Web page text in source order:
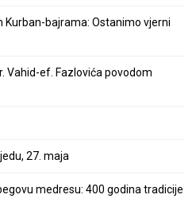
Kurban-bajrama: Ostanimo vjerni
Vahid-ef. Fazlovića povodom
27. maja
medresu: 400 godina tradicije